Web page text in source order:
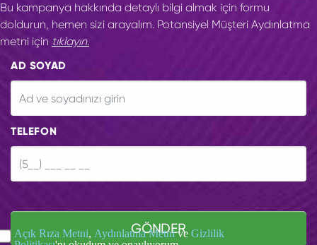
Bu kampanya hakkında detaylı bilgi almak için formu
doldurun, hemen sizi arayalım. Potansiyel Müşteri Aydınlatma
metni için tıklayın.
AD SOYAD
TELEFON
GÖNDER
Açık Rıza Metni, Aydınlatma Metnive Gizlilik